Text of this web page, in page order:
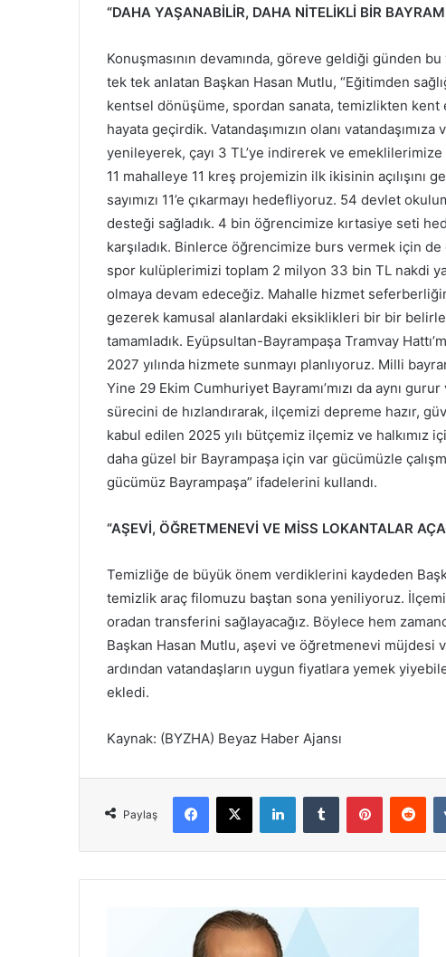
“DAHA YAŞANABİLİR, DAHA NİTELİKLİ BİR
Konuşmasının devamında, göreve geldiği günden bu
tek tek anlatan Başkan Hasan Mutlu, “Eğitimden
kentsel dönüşüme, spordan sanata, temizlikten
hayata geçirdik. Vatandaşımızın olanı
yenileyerek, çayı 3 TL’ye indirerek ve
11 mahalleye 11 kreş projemizin ilk ikisinin
sayımızı 11’e çıkarmayı hedefliyoruz. 54 devlet
desteği sağladık. 4 bin öğrencimize kırtasiye seti
karşıladık. Binlerce öğrencimize burs vermek için de
spor kulüplerimizi toplam 2 milyon 33 bin TL nakdi
olmaya devam edeceğiz. Mahalle hizmet
gezerek kamusal alanlardaki eksiklikleri bir bir
tamamladık. Eyüpsultan-Bayrampaşa Tramvay
2027 yılında hizmete sunmayı planlıyoruz. Milli
Yine 29 Ekim Cumhuriyet Bayramı’mızı da aynı
sürecini de hızlandırarak, ilçemizi depreme hazır,
kabul edilen 2025 yılı bütçemiz ilçemiz ve halkımız
daha güzel bir Bayrampaşa için var gücümüzle
gücümüz Bayrampaşa” ifadelerini kullandı.
“AŞEVİ, ÖĞRETMENEVİ VE MİSS LOKANTALAR
Temizliğe de büyük önem verdiklerini kaydeden
temizlik araç filomuzu baştan sona yeniliyoruz.
oradan transferini sağlayacağız. Böylece hem
Başkan Hasan Mutlu, aşevi ve öğretmenevi
ardından vatandaşların uygun fiyatlara yemek
ekledi.
Kaynak: (BYZHA) Beyaz Haber Ajansı
Paylaş